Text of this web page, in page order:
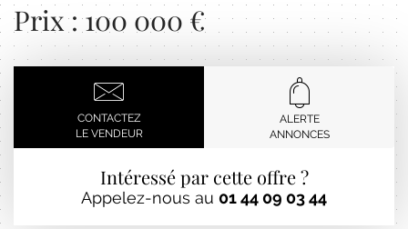
Prix : 100 000 €
CONTACTEZ
LE VENDEUR
ALERTE
ANNONCES
Intéressé par cette offre ?
Appelez-nous au 01 44 09 03 44